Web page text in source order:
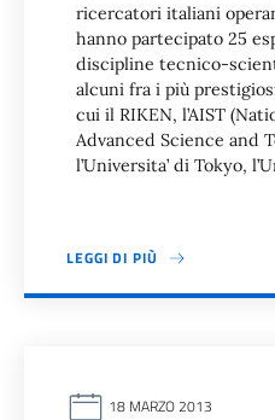
ricercatori italiani
hanno partecipato 25
discipline tecnico-
alcuni fra i più
cui il RIKEN, l’AIST
Advanced Science and
l’Universita’ di Tokyo,
LEGGI DI PIÙ
18 MARZO 2013